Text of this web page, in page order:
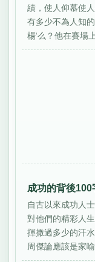
績，使人仰慕使
有多少不為人知
楊‘么？他在賽場
成功的背後100
自古以來成功人
對他們的精彩人
揮撒過多少的汗
周傑論應該是家喻